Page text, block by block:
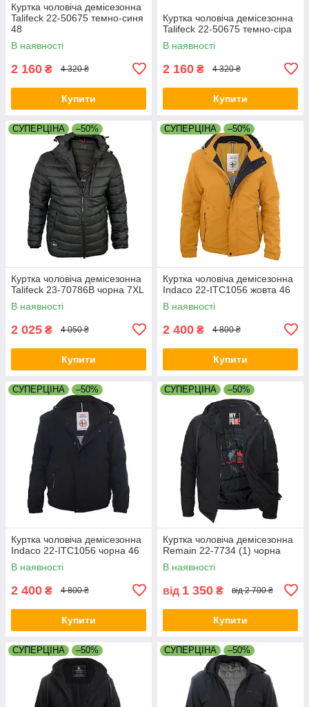
Куртка чоловіча демісезонна
Talifeck 22-50675 темно-синя
48
В наявності
2 160 ₴ 4 320 ₴
Купити
Куртка чоловіча демісезонна
Talifeck 22-50675 темно-сіра
В наявності
2 160 ₴ 4 320 ₴
Купити
СУПЕРЦІНА –50%
Куртка чоловіча демісезонна
Talifeck 23-70786B чорна 7XL
В наявності
2 025 ₴ 4 050 ₴
Купити
СУПЕРЦІНА –50%
Куртка чоловіча демісезонна
Indaco 22-ITC1056 жовта 46
В наявності
2 400 ₴ 4 800 ₴
Купити
СУПЕРЦІНА –50%
Куртка чоловіча демісезонна
Indaco 22-ITC1056 чорна 46
В наявності
2 400 ₴ 4 800 ₴
Купити
СУПЕРЦІНА –50%
Куртка чоловіча демісезонна
Remain 22-7734 (1) чорна
В наявності
від 1 350 ₴ від 2 700 ₴
Купити
СУПЕРЦІНА –50% СУПЕРЦІНА –50%